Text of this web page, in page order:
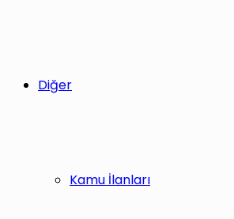
Diğer
Kamu İlanları